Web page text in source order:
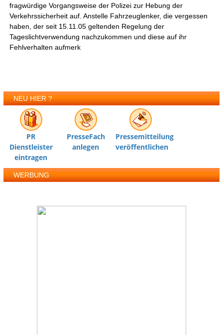
fragwürdige Vorgangsweise der Polizei zur Hebung der
Verkehrssicherheit auf. Anstelle Fahrzeuglenker, die vergessen
haben, der seit 15.11.05 geltenden Regelung der
Tageslichtverwendung nachzukommen und diese auf ihr
Fehlverhalten aufmerk
NEU HIER ?
PR
Dienstleister
eintragen
PresseFach
anlegen
Pressemitteilung
veröffentlichen
WERBUNG